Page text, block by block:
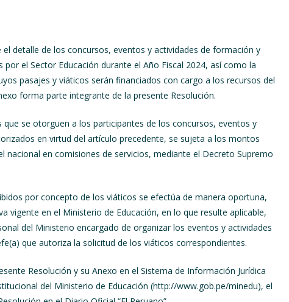
detalle de los concursos, eventos y actividades de formación y
el Sector Educación durante el Año Fiscal 2024, así como la
pasajes y viáticos serán financiados con cargo a los recursos del
forma parte integrante de la presente Resolución.
que se otorguen a los participantes de los concursos, eventos y
en virtud del artículo precedente, se sujeta a los montos
nacional en comisiones de servicios, mediante el Decreto Supremo
por concepto de los viáticos se efectúa de manera oportuna,
vigente en el Ministerio de Educación, en lo que resulte aplicable,
del Ministerio encargado de organizar los eventos y actividades
que autoriza la solicitud de los viáticos correspondientes.
Resolución y su Anexo en el Sistema de Información Jurídica
del Ministerio de Educación (http://www.gob.pe/minedu), el